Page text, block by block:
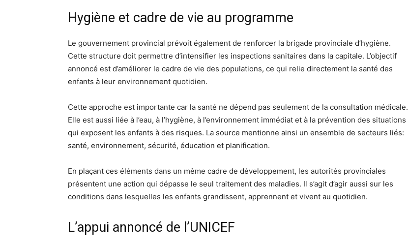
Hygiène et cadre de vie au programme
Le gouvernement provincial prévoit également de renforcer la brigade provinciale d’hygiène.
Cette structure doit permettre d’intensifier les inspections sanitaires dans la capitale. L’objectif
annoncé est d’améliorer le cadre de vie des populations, ce qui relie directement la santé des
enfants à leur environnement quotidien.
Cette approche est importante car la santé ne dépend pas seulement de la consultation médicale.
Elle est aussi liée à l’eau, à l’hygiène, à l’environnement immédiat et à la prévention des situations
qui exposent les enfants à des risques. La source mentionne ainsi un ensemble de secteurs liés:
santé, environnement, sécurité, éducation et planification.
En plaçant ces éléments dans un même cadre de développement, les autorités provinciales
présentent une action qui dépasse le seul traitement des maladies. Il s’agit d’agir aussi sur les
conditions dans lesquelles les enfants grandissent, apprennent et vivent au quotidien.
L’appui annoncé de l’UNICEF